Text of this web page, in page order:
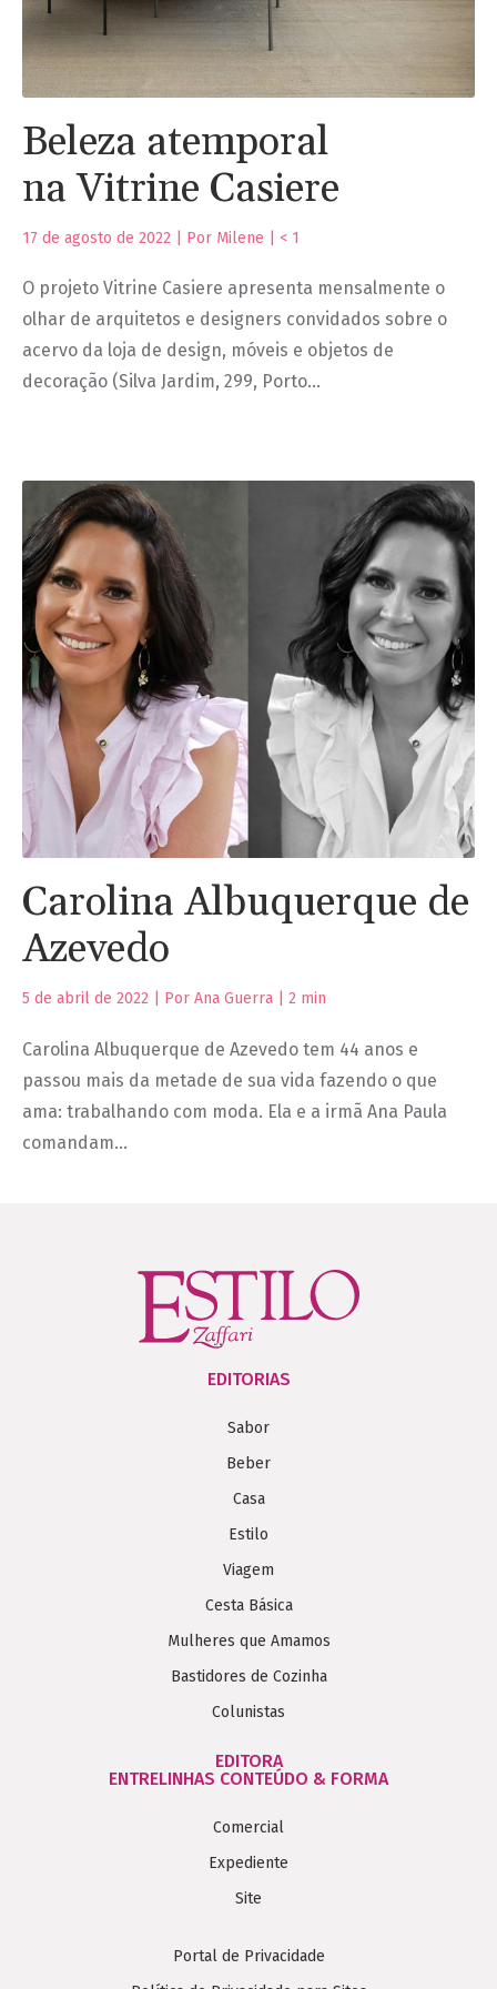
Beleza atemporal
na Vitrine Casiere
17 de agosto de 2022 | Por Milene | < 1
O projeto Vitrine Casiere apresenta mensalmente o
olhar de arquitetos e designers convidados sobre o
acervo da loja de design, móveis e objetos de
decoração (Silva Jardim, 299, Porto…
Carolina Albuquerque de
Azevedo
5 de abril de 2022 | Por Ana Guerra | 2 min
Carolina Albuquerque de Azevedo tem 44 anos e
passou mais da metade de sua vida fazendo o que
ama: trabalhando com moda. Ela e a irmã Ana Paula
comandam…
EDITORIAS
Sabor
Beber
Casa
Estilo
Viagem
Cesta Básica
Mulheres que Amamos
Bastidores de Cozinha
Colunistas
EDITORA
ENTRELINHAS CONTEÚDO & FORMA
Comercial
Expediente
Site
Portal de Privacidade